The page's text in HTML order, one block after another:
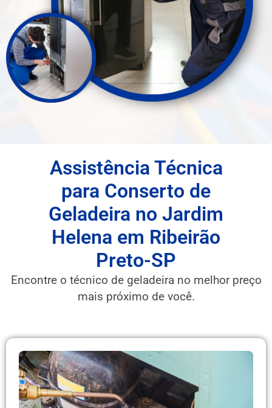
Assistência Técnica
para Conserto de
Geladeira no Jardim
Helena em Ribeirão
Preto-SP
Encontre o técnico de geladeira no melhor preço
mais próximo de você.